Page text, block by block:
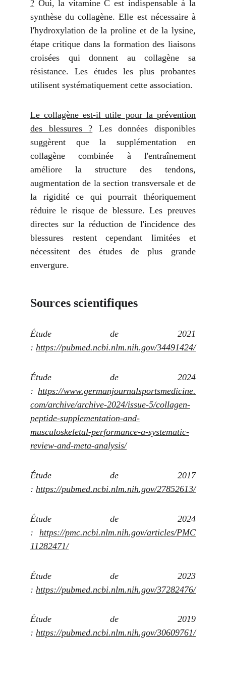
? Oui, la vitamine C est indispensable à la
synthèse du collagène. Elle est nécessaire à
l'hydroxylation de la proline et de la lysine,
étape critique dans la formation des liaisons
croisées qui donnent au collagène sa
résistance. Les études les plus probantes
utilisent systématiquement cette association.
Le collagène est-il utile pour la prévention
des blessures ? Les données disponibles
suggèrent que la supplémentation en
collagène combinée à l'entraînement
améliore la structure des tendons,
augmentation de la section transversale et de
la rigidité ce qui pourrait théoriquement
réduire le risque de blessure. Les preuves
directes sur la réduction de l'incidence des
blessures restent cependant limitées et
nécessitent des études de plus grande
envergure.
Sources scientifiques
Étude de 2021
: https://pubmed.ncbi.nlm.nih.gov/34491424/
Étude de 2024
: https://www.germanjournalsportsmedicine.
com/archive/archive-2024/issue-5/collagen-
peptide-supplementation-and-
musculoskeletal-performance-a-systematic-
review-and-meta-analysis/
Étude de 2017
: https://pubmed.ncbi.nlm.nih.gov/27852613/
Étude de 2024
: https://pmc.ncbi.nlm.nih.gov/articles/PMC
11282471/
Étude de 2023
: https://pubmed.ncbi.nlm.nih.gov/37282476/
Étude de 2019
: https://pubmed.ncbi.nlm.nih.gov/30609761/